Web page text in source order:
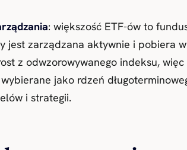
: większość ETF-ów to
jest zarządzana aktywnie i pobiera
z odwzorowywanego indeksu,
jako rdzeń
i strategii.